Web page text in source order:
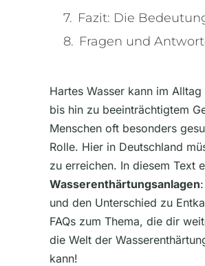
Fazit: Die
Fragen und
Hartes Wasser kann im
bis hin zu beeinträchtigtem
Menschen oft besonders
Rolle. Hier in Deutschland
zu erreichen. In diesem Text
Wasserenthärtungsanlagen
und den Unterschied zu
FAQs zum Thema, die dir
die Welt der
kann!